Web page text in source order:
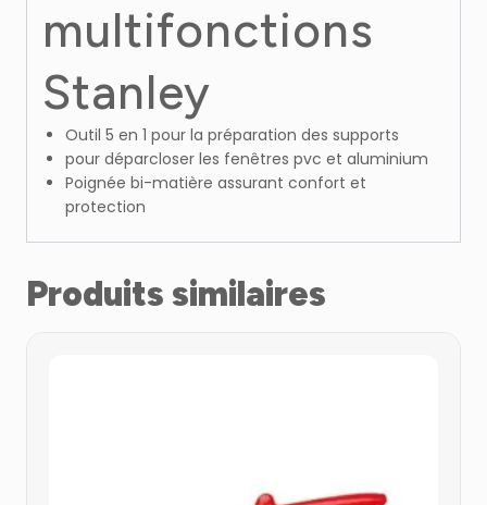
multifonctions
Stanley
Outil 5 en 1 pour la préparation des supports
pour déparcloser les fenêtres pvc et aluminium
Poignée bi-matière assurant confort et
protection
Produits similaires